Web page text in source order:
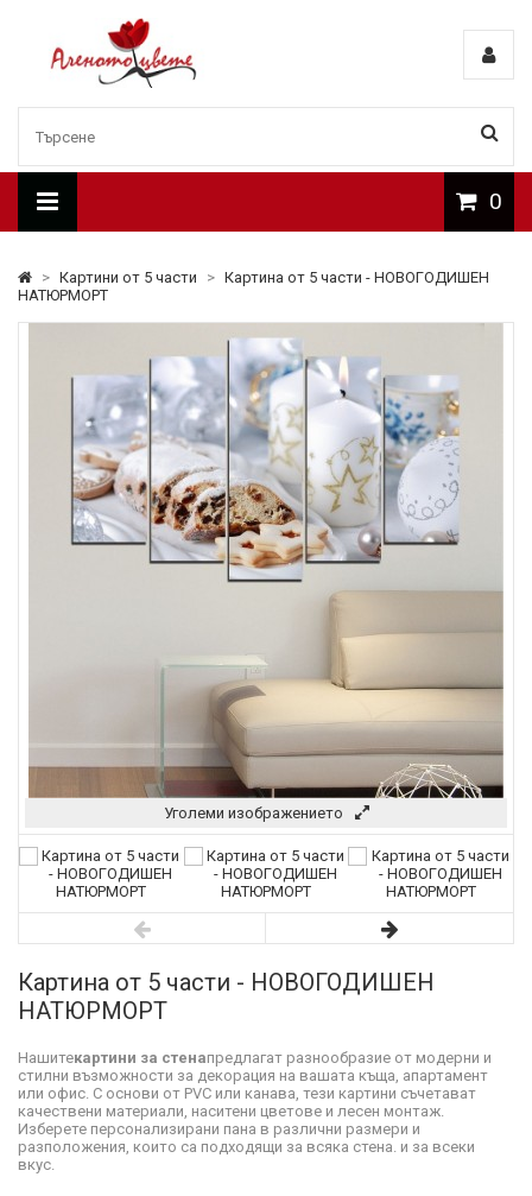
0
> Картини от 5 части > Картина от 5 части - НОВОГОДИШЕН
НАТЮРМОРТ
Уголеми изображението
Картина от 5 части - НОВОГОДИШЕН
НАТЮРМОРТ
Нашитекартини за стенапредлагат разнообразие от модерни и
стилни възможности за декорация на вашата къща, апартамент
или офис. С основи от PVC или канава, тези картини съчетават
качествени материали, наситени цветове и лесен монтаж.
Изберете персонализирани пана в различни размери и
разположения, които са подходящи за всяка стена. и за всеки
вкус.